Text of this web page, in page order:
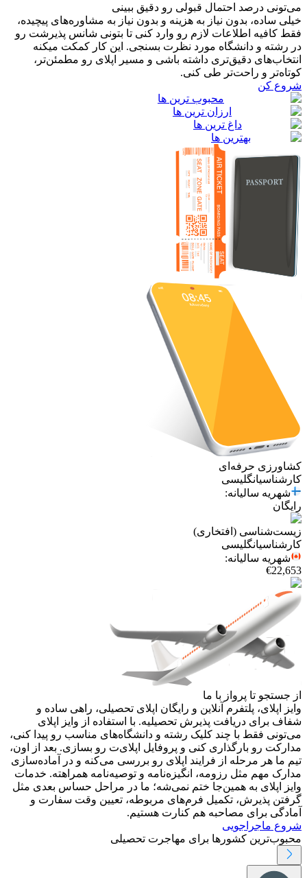
می‌تونی درصد احتمال قبولی رو دقیق ببینی
خیلی ساده، بدون نیاز به هزینه و بدون نیاز به مشاوره‌های پیچیده،
فقط کافیه اطلاعات لازم رو وارد کنی تا بتونی شانس پذیرشت رو
در رشته و دانشگاه مورد نظرت بسنجی. این کار کمکت میکنه
انتخاب‌های دقیق‌تری داشته باشی و مسیر اپلای رو مطمئن‌تر،
کوتاه‌تر و راحت‌تر طی کنی.
شروع کن
محبوب ترین ها
ارزان ترین ها
داغ ترین ها
بهترین ها
کشاورزی حرفه‌ای
کارشناسیانگلیسی
شهریه سالیانه:
رایگان
زیست‌شناسی (افتخاری)
کارشناسیانگلیسی
شهریه سالیانه:
€22,653
از جستجو تا پرواز با ما
وایز اپلای، پلتفرم آنلاین و رایگان اپلای تحصیلی، راهی ساده و
شفاف برای دریافت پذیرش تحصیلیه. با استفاده از وایز اپلای
می‌تونی فقط با چند کلیک رشته و دانشگاه‌های مناسب رو پیدا کنی،
مدارکت رو بارگذاری کنی و پروفایل اپلای‌ت رو بسازی. بعد از اون،
تیم ما هر مرحله از فرایند اپلای رو بررسی می‌کنه و در آماده‌سازی
مدارک مهم مثل رزومه، انگیزه‌نامه و توصیه‌نامه همراهته. خدمات
وایز اپلای به همین‌جا ختم نمی‌شه؛ ما در مراحل حساس بعدی مثل
گرفتن پذیرش، تکمیل فرم‌های مربوطه، تعیین وقت سفارت و
آمادگی برای مصاحبه هم کنارت هستیم.
شروع ماجراجویی
محبوب‌ترین کشورها برای مهاجرت تحصیلی